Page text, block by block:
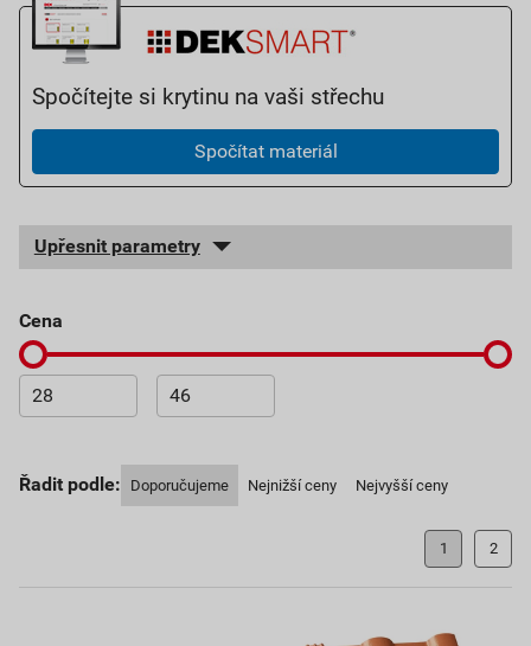
Spočítejte si krytinu na vaši střechu
Spočítat materiál
Upřesnit parametry
cena
Řadit podle: Doporučujeme Nejnižší ceny Nejvyšší ceny
1 2